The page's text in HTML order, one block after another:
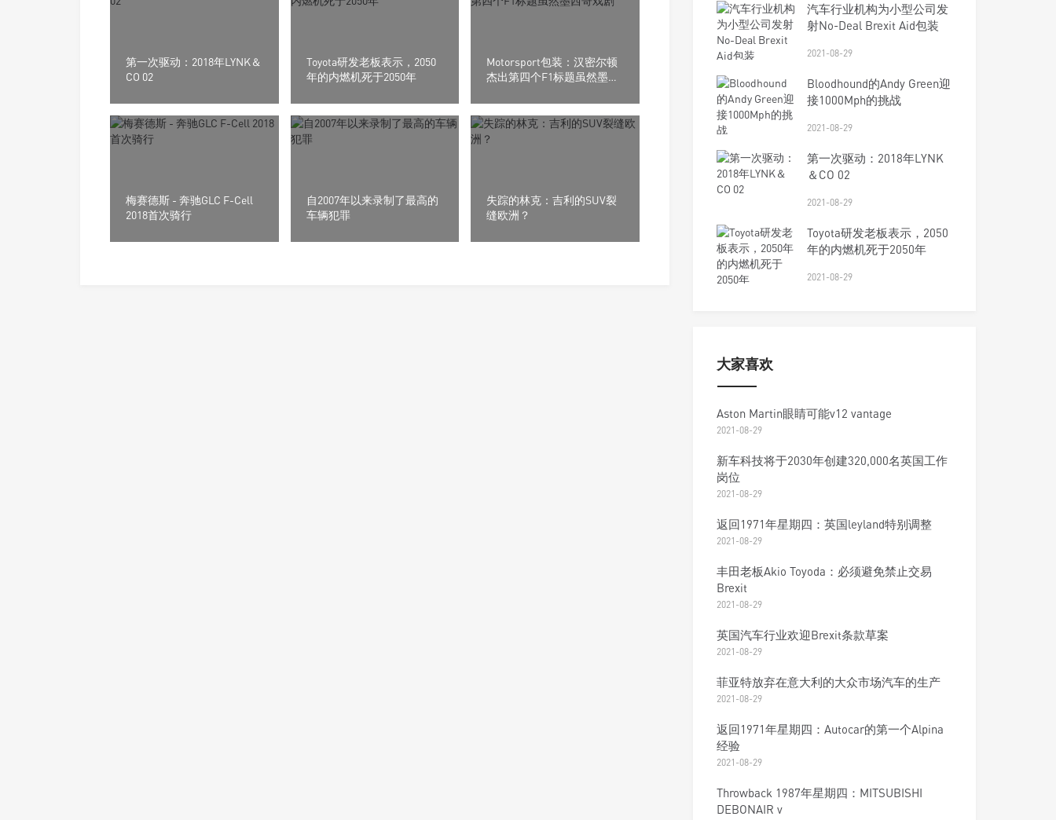
第一次驱动：2018年LYNK＆
CO 02
Toyota研发老板表示，2050
年的内燃机死于2050年
Motorsport包装：汉密尔顿
杰出第四个F1标题虽然墨西
梅赛德斯 - 奔驰GLC F-Cell
2018首次骑行
自2007年以来录制了最高的
车辆犯罪
失踪的林克：吉利的SUV裂
缝欧洲？
汽车行业机构为小型公司发
射No-Deal Brexit Aid包装
2021-08-29
Bloodhound的Andy Green迎
接1000Mph的挑战
2021-08-29
第一次驱动：2018年LYNK
＆CO 02
2021-08-29
Toyota研发老板表示，2050
年的内燃机死于2050年
2021-08-29
大家喜欢
Aston Martin眼睛可能v12 vantage
2021-08-29
新车科技将于2030年创建320,000名英国工作
岗位
2021-08-29
返回1971年星期四：英国leyland特别调整
2021-08-29
丰田老板Akio Toyoda：必须避免禁止交易
Brexit
2021-08-29
英国汽车行业欢迎Brexit条款草案
2021-08-29
菲亚特放弃在意大利的大众市场汽车的生产
2021-08-29
返回1971年星期四：Autocar的第一个Alpina
经验
2021-08-29
Throwback 1987年星期四：MITSUBISHI
DEBONAIR v